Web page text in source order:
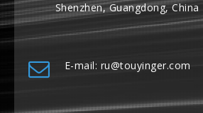
Shenzhen, Guangdong, China
E-mail: ru@touyinger.com